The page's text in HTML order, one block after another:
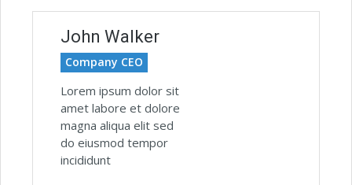
John Walker
Company CEO
Lorem ipsum dolor sit
amet labore et dolore
magna aliqua elit sed
do eiusmod tempor
incididunt